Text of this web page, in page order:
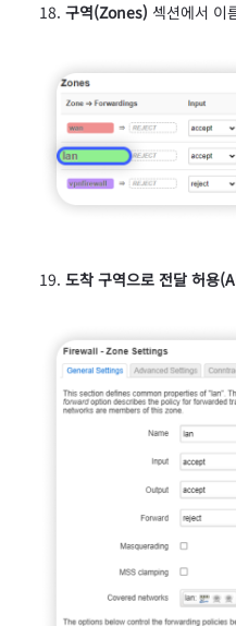
구역(Zones) 섹션에서 이
도착 구역으로 전달 허